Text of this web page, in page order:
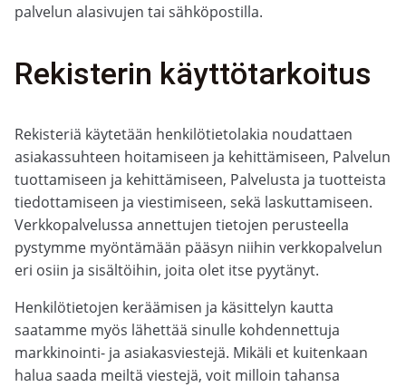
palvelun alasivujen tai sähköpostilla.
Rekisterin käyttötarkoitus
Rekisteriä käytetään henkilötietolakia noudattaen
asiakassuhteen hoitamiseen ja kehittämiseen, Palvelun
tuottamiseen ja kehittämiseen, Palvelusta ja tuotteista
tiedottamiseen ja viestimiseen, sekä laskuttamiseen.
Verkkopalvelussa annettujen tietojen perusteella
pystymme myöntämään pääsyn niihin verkkopalvelun
eri osiin ja sisältöihin, joita olet itse pyytänyt.
Henkilötietojen keräämisen ja käsittelyn kautta
saatamme myös lähettää sinulle kohdennettuja
markkinointi- ja asiakasviestejä. Mikäli et kuitenkaan
halua saada meiltä viestejä, voit milloin tahansa